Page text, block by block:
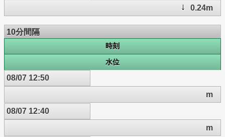
0.24m
10分間隔
時刻
水位
08/07 12:50
m
08/07 12:40
m